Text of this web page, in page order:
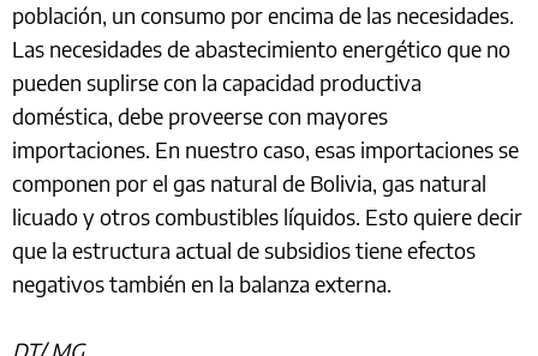
población, un consumo por encima de las necesidades.
Las necesidades de abastecimiento energético que no
pueden suplirse con la capacidad productiva
doméstica, debe proveerse con mayores
importaciones. En nuestro caso, esas importaciones se
componen por el gas natural de Bolivia, gas natural
licuado y otros combustibles líquidos. Esto quiere decir
que la estructura actual de subsidios tiene efectos
negativos también en la balanza externa.